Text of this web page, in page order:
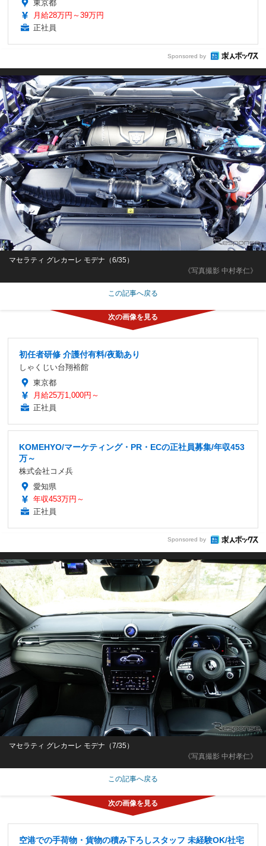
東京都
月給28万円～39万円
正社員
Sponsored by
《写真撮影 中村孝仁》
マセラティ グレカーレ モデナ（6/35）
この記事へ戻る
初任者研修 介護付有料/夜勤あり
しゃくじい台翔裕館
東京都
月給25万1,000円～
正社員
KOMEHYO/マーケティング・PR・ECの正社員募集/年収453
万～
株式会社コメ兵
愛知県
年収453万円～
正社員
Sponsored by
《写真撮影 中村孝仁》
マセラティ グレカーレ モデナ（7/35）
この記事へ戻る
空港での手荷物・貨物の積み下ろしスタッフ 未経験OK/社宅